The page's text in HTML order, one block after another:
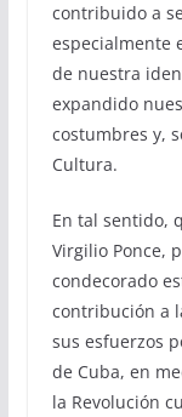
contribuido a
especialmente
de nuestra
expandido
costumbres y,
Cultura.
En tal sentido,
Virgilio Ponce,
condecorado
contribución a
sus esfuerzos
de Cuba, en
la Revolución